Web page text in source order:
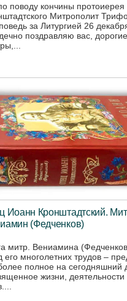
по поводу кончины
Митрополит
за Литургией 26
поздравляю вас,
Иоанн Кронштадтский.
(Федченков)
митр. Вениамина
его многолетних трудов –
полное на сегодняшний
жизни, деятельности